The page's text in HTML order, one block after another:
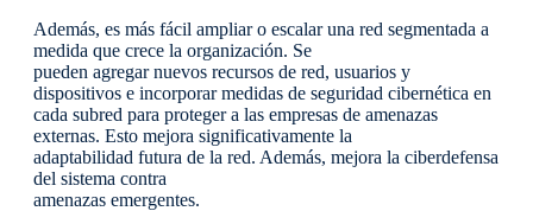
Además, es más fácil ampliar o escalar una red segmentada a
medida que crece la organización. Se
pueden agregar nuevos recursos de red, usuarios y
dispositivos e incorporar medidas de seguridad cibernética en
cada subred para proteger a las empresas de amenazas
externas. Esto mejora significativamente la
adaptabilidad futura de la red. Además, mejora la ciberdefensa
del sistema contra
amenazas emergentes.